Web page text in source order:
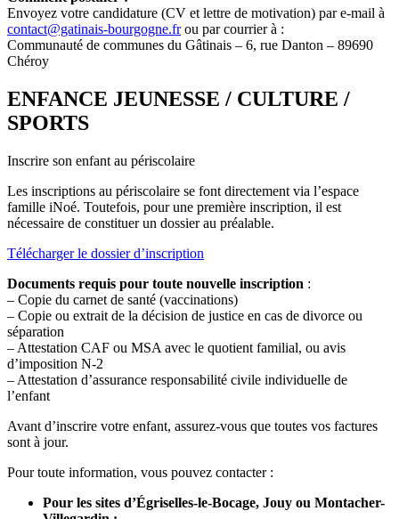
Envoyez votre candidature (CV et lettre de motivation) par e-mail à
contact@gatinais-bourgogne.frou par courrier à :
Communauté de communes du Gâtinais – 6, rue Danton – 89690
Chéroy
ENFANCE JEUNESSE / CULTURE /
SPORTS
Inscrire son enfant au périscolaire
Les inscriptions au périscolaire se font directement via l’espace
famille iNoé. Toutefois, pour une première inscription, il est
nécessaire de constituer un dossier au préalable.
Télécharger le dossier d’inscription
Documents requis pour toute nouvelle inscription :
– Copie du carnet de santé (vaccinations)
– Copie ou extrait de la décision de justice en cas de divorce ou
séparation
– Attestation CAF ou MSA avec le quotient familial, ou avis
d’imposition N-2
– Attestation d’assurance responsabilité civile individuelle de
l’enfant
Avant d’inscrire votre enfant, assurez-vous que toutes vos factures
sont à jour.
Pour toute information, vous pouvez contacter :
Pour les sites d’Égriselles-le-Bocage, Jouy ou Montacher-